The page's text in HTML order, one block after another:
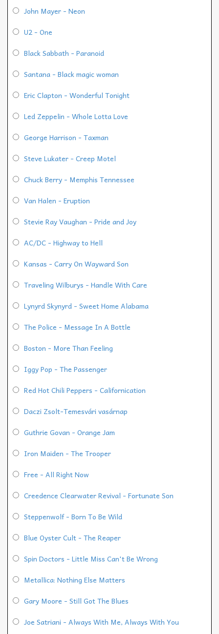
John Mayer - Neon
U2 - One
Black Sabbath - Paranoid
Santana - Black magic woman
Eric Clapton - Wonderful Tonight
Led Zeppelin - Whole Lotta Love
George Harrison - Taxman
Steve Lukater - Creep Motel
Chuck Berry - Memphis Tennessee
Van Halen - Eruption
Stevie Ray Vaughan - Pride and Joy
AC/DC - Highway to Hell
Kansas - Carry On Wayward Son
Traveling Wilburys - Handle With Care
Lynyrd Skynyrd - Sweet Home Alabama
The Police - Message In A Bottle
Boston - More Than Feeling
Iggy Pop - The Passenger
Red Hot Chili Peppers - Californication
Daczi Zsolt-Temesvári vasárnap
Guthrie Govan - Orange Jam
Iron Maiden - The Trooper
Free - All Right Now
Creedence Clearwater Revival - Fortunate Son
Steppenwolf - Born To Be Wild
Blue Oyster Cult - The Reaper
Spin Doctors - Little Miss Can't Be Wrong
Metallica: Nothing Else Matters
Gary Moore - Still Got The Blues
Joe Satriani - Always With Me, Always With You